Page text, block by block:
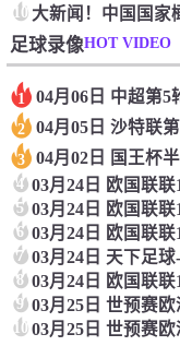
10
足球录像HOT VIDEO
1 04月06日 中超第5
2
3
4
5
6
7 03月24日 天下足
8
9
10